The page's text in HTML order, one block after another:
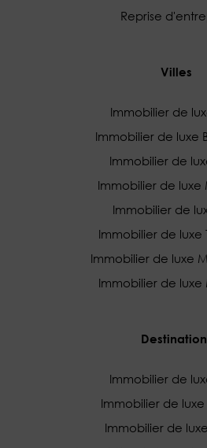
Reprise
Villes
Immobilier de
Immobilier de luxe
Immobilier de
Immobilier de luxe
Immobilier de
Immobilier de luxe
Immobilier de luxe
Immobilier de
Immobilier de
Immobilier de
Immobilier de